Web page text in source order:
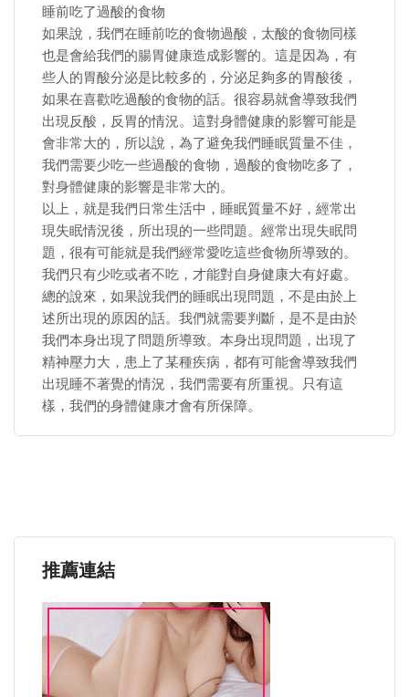
睡前吃了過酸的食物
如果說，我們在睡前吃的食物過酸，太酸的食物同樣
也是會給我們的腸胃健康造成影響的。這是因為，有
些人的胃酸分泌是比較多的，分泌足夠多的胃酸後，
如果在喜歡吃過酸的食物的話。很容易就會導致我們
出現反酸，反胃的情況。這對身體健康的影響可能是
會非常大的，所以說，為了避免我們睡眠質量不佳，
我們需要少吃一些過酸的食物，過酸的食物吃多了，
對身體健康的影響是非常大的。
以上，就是我們日常生活中，睡眠質量不好，經常出
現失眠情況後，所出現的一些問題。經常出現失眠問
題，很有可能就是我們經常愛吃這些食物所導致的。
我們只有少吃或者不吃，才能對自身健康大有好處。
總的說來，如果說我們的睡眠出現問題，不是由於上
述所出現的原因的話。我們就需要判斷，是不是由於
我們本身出現了問題所導致。本身出現問題，出現了
精神壓力大，患上了某種疾病，都有可能會導致我們
出現睡不著覺的情況，我們需要有所重視。只有這
樣，我們的身體健康才會有所保障。
推薦連結